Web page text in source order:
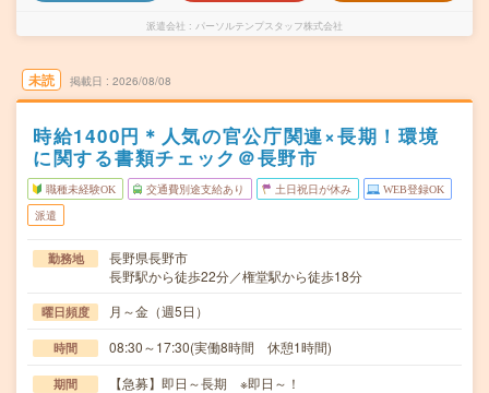
派遣会社 パーソルテンプスタッフ株式会社
未読 掲載日 2026/08/08
時給1400円＊人気の官公庁関連×長期！環境
に関する書類チェック＠長野市
職種未経験OK 交通費別途支給あり 土日祝日が休み WEB登録OK
派遣
勤務地
長野県長野市
長野駅から徒歩22分／権堂駅から徒歩18分
曜日頻度 月～金（週5日）
時間 08:30～17:30(実働8時間 休憩1時間)
期間 【急募】即日～長期 ※即日～！